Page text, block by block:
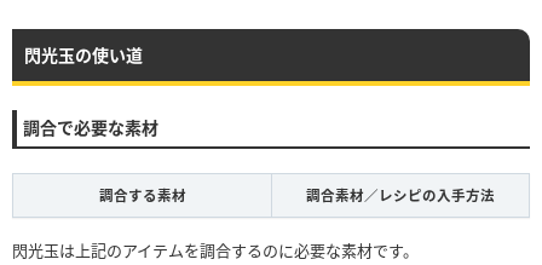
閃光玉の使い道
調合で必要な素材
調合する素材 調合素材／レシピの入手方法
閃光玉は上記のアイテムを調合するのに必要な素材です。